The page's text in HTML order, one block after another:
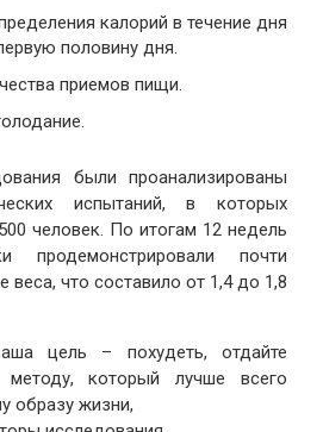
калорий в течение дня
половину дня.
приемов пищи.
были проанализированы
испытаний, в которых
человек. По итогам 12 недель
продемонстрировали почти
веса, что составило от 1,4 до 1,8
цель – похудеть, отдайте
методу, который лучше всего
образу жизни,